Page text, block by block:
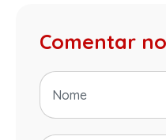
Comentar